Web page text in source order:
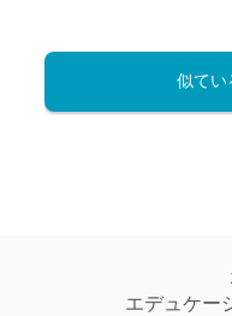
似てい
エデュケー